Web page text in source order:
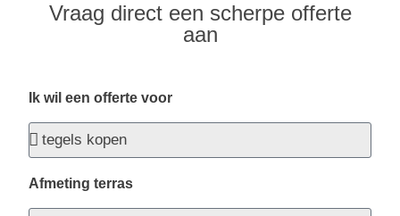
Vraag direct een scherpe offerte
aan
Ik wil een offerte voor
Afmeting terras